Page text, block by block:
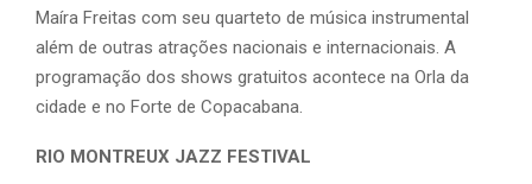
Maíra Freitas com seu quarteto de música instrumental
além de outras atrações nacionais e internacionais. A
programação dos shows gratuitos acontece na Orla da
cidade e no Forte de Copacabana.
RIO MONTREUX JAZZ FESTIVAL